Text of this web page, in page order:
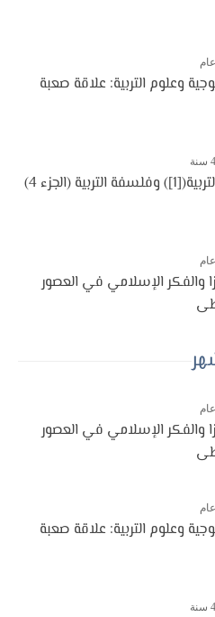
وعلوم التربية: علاقة صعبة
(الجزء 4)
الإسلامي في العصور
الإسلامي في العصور
وعلوم التربية: علاقة صعبة